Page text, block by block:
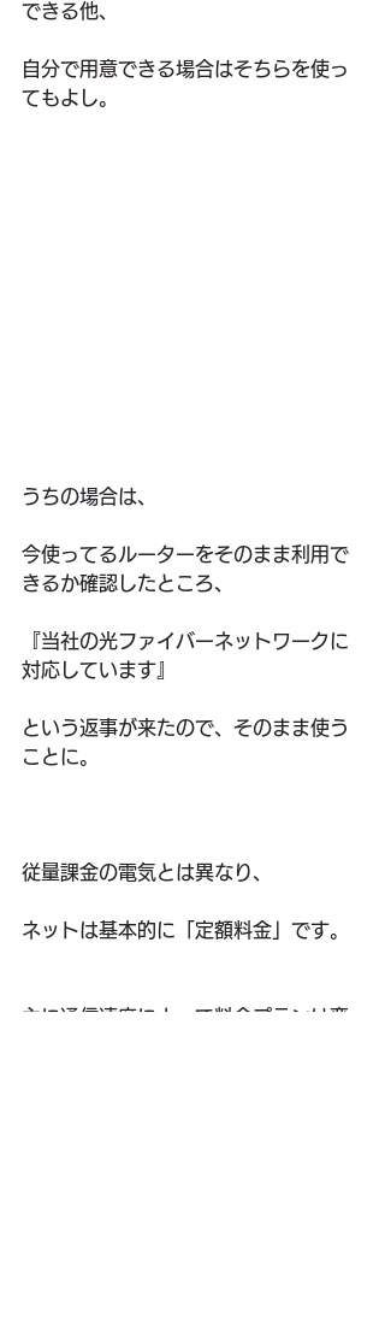
できる他、
自分で用意できる場合はそちらを使っ
てもよし。
うちの場合は、
今使ってるルーターをそのまま利用で
きるか確認したところ、
『当社の光ファイバーネットワークに
対応しています』
という返事が来たので、そのまま使う
ことに。
従量課金の電気とは異なり、
ネットは基本的に「定額料金」です。
主に通信速度によって料金プランは変